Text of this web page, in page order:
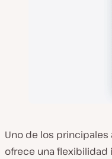
Uno de los
ofrece una